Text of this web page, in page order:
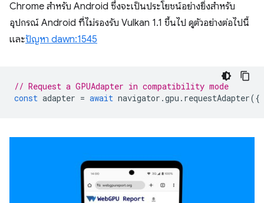
Chrome สำหรับ Android ซึ่งจะเป็นประโยชน์อย่างยิ่งสำหรับ
อุปกรณ์ Android ที่ไม่รองรับ Vulkan 1.1 ขึ้นไป ดูตัวอย่างต่อไปนี้
และปัญหา dawn:1545
// Request a GPUAdapter in compatibility mode
const adapter = await navigator .gpu . requestAdapter({